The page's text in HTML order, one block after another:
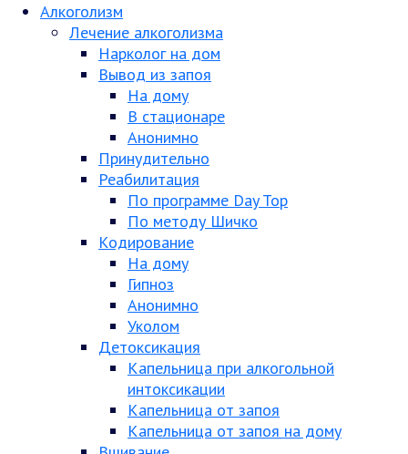
Алкоголизм
Лечение алкоголизма
Нарколог на дом
Вывод из запоя
На дому
В стационаре
Анонимно
Принудительно
Реабилитация
По программе Day Top
По методу Шичко
Кодирование
На дому
Гипноз
Анонимно
Уколом
Детоксикация
Капельница при алкогольной
интоксикации
Капельница от запоя
Капельница от запоя на дому